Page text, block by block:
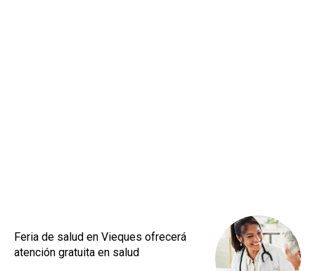
Feria de salud en Vieques ofrecerá
atención gratuita en salud